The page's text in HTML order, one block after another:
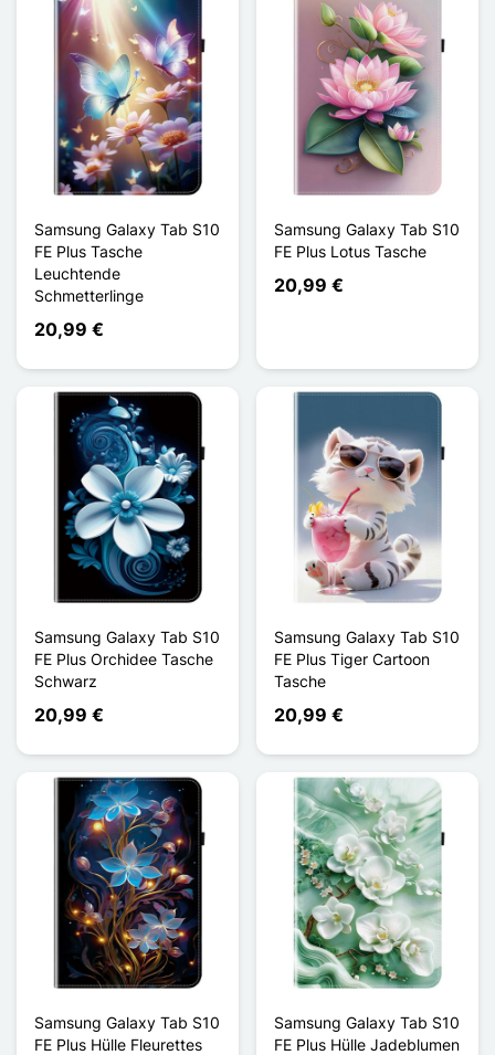
Samsung Galaxy Tab S10
FE Plus Tasche
Leuchtende
Schmetterlinge
20,99 €
Samsung Galaxy Tab S10
FE Plus Lotus Tasche
20,99 €
Samsung Galaxy Tab S10
FE Plus Orchidee Tasche
Schwarz
20,99 €
Samsung Galaxy Tab S10
FE Plus Tiger Cartoon
Tasche
20,99 €
Samsung Galaxy Tab S10
FE Plus Hülle Fleurettes
Samsung Galaxy Tab S10
FE Plus Hülle Jadeblumen